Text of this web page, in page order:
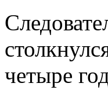
четыре